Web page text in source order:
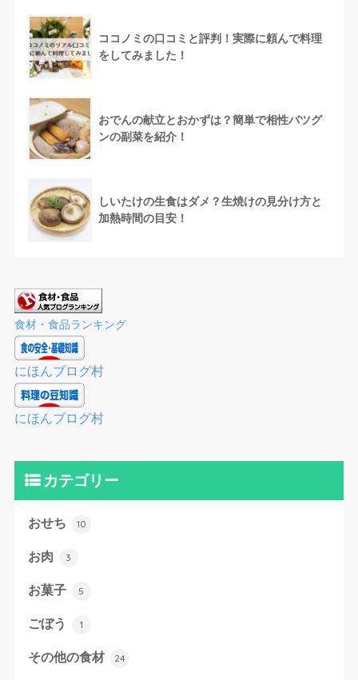
ココノミの口コミと評判！実際に頼んで料理
をしてみました！
おでんの献立とおかずは？簡単で相性バツグ
ンの副菜を紹介！
しいたけの生食はダメ？生焼けの見分け方と
加熱時間の目安！
食材・食品ランキング
にほんブログ村
にほんブログ村
カテゴリー
おせち 10
お肉 3
お菓子 5
ごぼう 1
その他の食材 24